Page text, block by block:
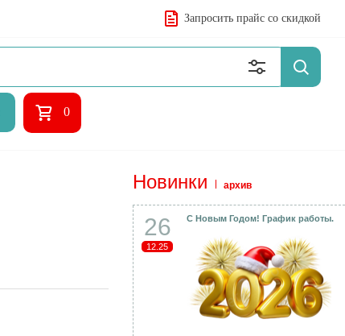
Запросить прайс со скидкой
0
Новинки архив
26
12.25
С Новым Годом! График работы.